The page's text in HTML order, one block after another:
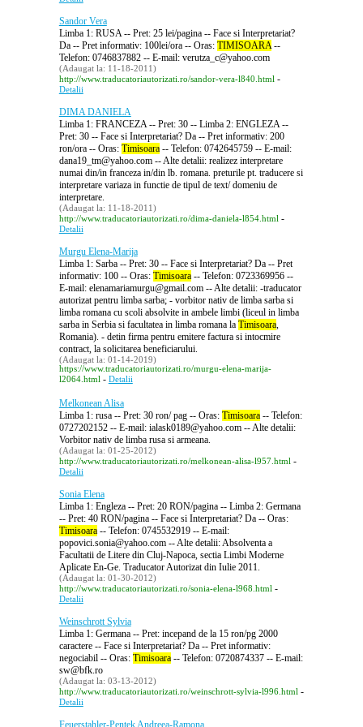
Sandor Vera
Limba 1: RUSA -- Pret: 25 lei/pagina -- Face si Interpretariat?
Da -- Pret informativ: 100lei/ora -- Oras: TIMISOARA--
Telefon: 0746837882 -- E-mail: verutza_c@yahoo.com
(Adaugat la: 11-18-2011)
http://www.traducatoriautorizati.ro/sandor-vera-l840.html-
Detalii
DIMA DANIELA
Limba 1: FRANCEZA -- Pret: 30 -- Limba 2: ENGLEZA --
Pret: 30 -- Face si Interpretariat? Da -- Pret informativ: 200
ron/ora -- Oras: Timisoara-- Telefon: 0742645759 -- E-mail:
dana19_tm@yahoo.com -- Alte detalii: realizez interpretare
numai din/in franceza in/din lb. romana. preturile pt. traducere si
interpretare variaza in functie de tipul de text/ domeniu de
interpretare.
(Adaugat la: 11-18-2011)
http://www.traducatoriautorizati.ro/dima-daniela-l854.html-
Detalii
Murgu Elena-Marija
Limba 1: Sarba -- Pret: 30 -- Face si Interpretariat? Da -- Pret
informativ: 100 -- Oras: Timisoara-- Telefon: 0723369956 --
E-mail: elenamariamurgu@gmail.com -- Alte detalii: -traducator
autorizat pentru limba sarba; - vorbitor nativ de limba sarba si
limba romana cu scoli absolvite in ambele limbi (liceul in limba
sarba in Serbia si facultatea in limba romana la Timisoara,
Romania). - detin firma pentru emitere factura si intocmire
contract, la solicitarea beneficiarului.
(Adaugat la: 01-14-2019)
https://www.traducatoriautorizati.ro/murgu-elena-marija-
l2064.html- Detalii
Melkonean Alisa
Limba 1: rusa -- Pret: 30 ron/ pag -- Oras: Timisoara-- Telefon:
0727202152 -- E-mail: ialask0189@yahoo.com -- Alte detalii:
Vorbitor nativ de limba rusa si armeana.
(Adaugat la: 01-25-2012)
http://www.traducatoriautorizati.ro/melkonean-alisa-l957.html-
Detalii
Sonia Elena
Limba 1: Engleza -- Pret: 20 RON/pagina -- Limba 2: Germana
-- Pret: 40 RON/pagina -- Face si Interpretariat? Da -- Oras:
Timisoara-- Telefon: 0745532919 -- E-mail:
popovici.sonia@yahoo.com -- Alte detalii: Absolventa a
Facultatii de Litere din Cluj-Napoca, sectia Limbi Moderne
Aplicate En-Ge. Traducator Autorizat din Iulie 2011.
(Adaugat la: 01-30-2012)
http://www.traducatoriautorizati.ro/sonia-elena-l968.html-
Detalii
Weinschrott Sylvia
Limba 1: Germana -- Pret: incepand de la 15 ron/pg 2000
caractere -- Face si Interpretariat? Da -- Pret informativ:
negociabil -- Oras: Timisoara-- Telefon: 0720874337 -- E-mail:
sw@bfk.ro
(Adaugat la: 03-13-2012)
http://www.traducatoriautorizati.ro/weinschrott-sylvia-l996.html-
Detalii
Feuerstahler-Pentek Andreea-Ramona